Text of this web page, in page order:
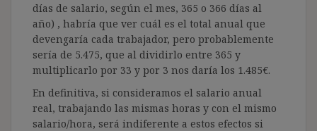
días de salario, según el mes, 365 o 366 días al
año) , habría que ver cuál es el total anual que
devengaría cada trabajador, pero probablemente
sería de 5.475, que al dividirlo entre 365 y
multiplicarlo por 33 y por 3 nos daría los 1.485€.
En definitiva, si consideramos el salario anual
real, trabajando las mismas horas y con el mismo
salario/hora, será indiferente a estos efectos si